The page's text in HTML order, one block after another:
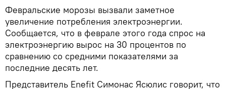
Февральские морозы вызвали заметное
увеличение потребления электроэнергии.
Сообщается, что в феврале этого года спрос на
электроэнергию вырос на 30 процентов по
сравнению со средними показателями за
последние десять лет.
Представитель Enefit Симонас Ясюлис говорит, что